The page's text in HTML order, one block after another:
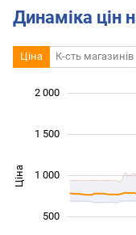
Динаміка цін
Ціна К-сть магазинів
Ціна 1 000
500
1 000
1 500
2 000